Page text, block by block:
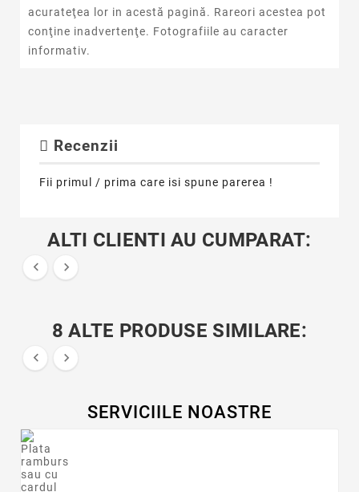
acurateţea lor in acestă pagină. Rareori acestea pot
conţine inadvertenţe. Fotografiile au caracter
informativ.
Recenzii
Fii primul / prima care isi spune parerea !
ALTI CLIENTI AU CUMPARAT:
 
8 ALTE PRODUSE SIMILARE:
 
SERVICIILE NOASTRE